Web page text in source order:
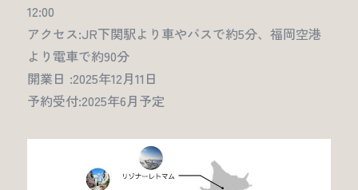
12:00
アクセス:JR下関駅より車やバスで約5分、福岡空港
より電車で約90分
開業日 :2025年12月11日
予約受付:2025年6月予定